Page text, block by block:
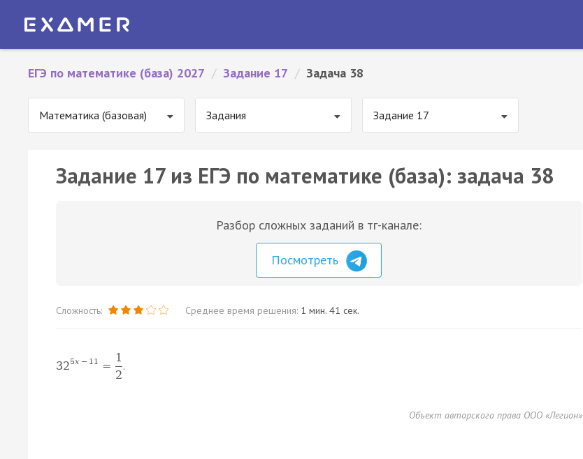
ЕГЭ по математике (база) 2027 / Задание 17 / Задача 38
Математика (базовая) Задания Задание 17
Задание 17 из ЕГЭ по математике (база): задача 38
Разбор сложных заданий в тг-канале:
Посмотреть
Сложность: Среднее время решения: 1 мин. 41 сек.
325x − 11 =
1
2
.
Объект авторского права ООО «Легион»